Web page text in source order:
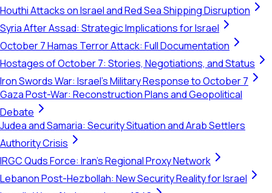
Houthi Attacks on Israel and Red Sea Shipping Disruption
Syria After Assad: Strategic Implications for Israel
October 7 Hamas Terror Attack: Full Documentation
Hostages of October 7: Stories, Negotiations, and Status
Iron Swords War: Israel's Military Response to October 7
Gaza Post-War: Reconstruction Plans and Geopolitical
Debate
Judea and Samaria: Security Situation and Arab Settlers
Authority Crisis
IRGC Quds Force: Iran's Regional Proxy Network
Lebanon Post-Hezbollah: New Security Reality for Israel